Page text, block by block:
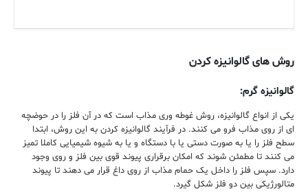
روش های گالوانیزه کردن
گالوانیزه گرم:
یکی از انواع گالوانیزه، روش غوطه‌ وری مذاب است که در آن فلز را در حوضچه‌
ای از روی مذاب فرو می‌ کنند. در فرآیند گالوانیزه کردن به این روش، ابتدا
سطح فلز را یا به صورت دستی یا با دستگاه و یا به شیوه شیمیایی کاملا تمیز
می‌ کنند تا مطمئن شوند که امکان برقراری پیوند قوی بین فلز و روی وجود
دارد. سپس فلز را داخل یک حمام مذاب از روی داغ قرار می ‌دهند تا پیوند
متالورژیکی بین دو فلز شکل گیرد.